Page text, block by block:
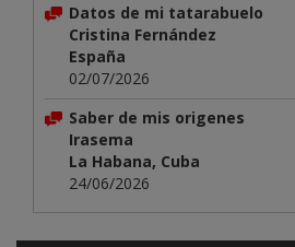
Datos de mi tatarabuelo
Cristina Fernández
España
02/07/2026
Saber de mis origenes
Irasema
La Habana, Cuba
24/06/2026